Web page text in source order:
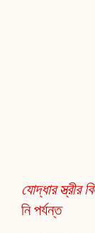
যোদ্ধার স্ত্রীর
নি পর্যন্ত